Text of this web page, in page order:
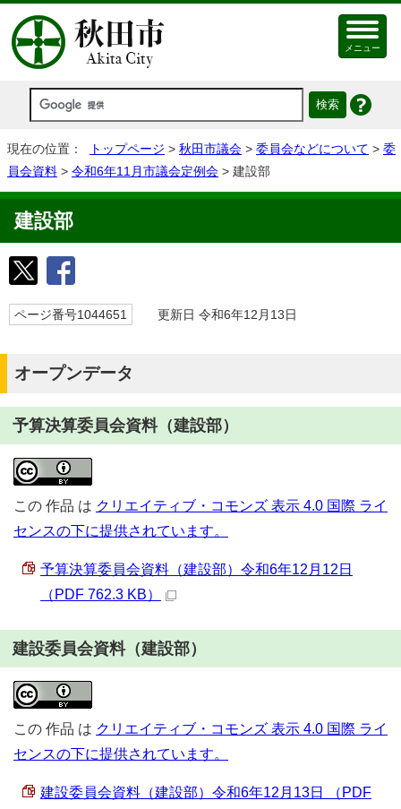
メニュー
現在の位置： トップページ > 秋田市議会 > 委員会などについて > 委
員会資料 > 令和6年11月市議会定例会 > 建設部
建設部
ページ番号1044651 更新日 令和6年12月13日
オープンデータ
予算決算委員会資料（建設部）
この 作品 は クリエイティブ・コモンズ 表示 4.0 国際 ライ
センスの下に提供されています。
予算決算委員会資料（建設部）令和6年12月12日
（PDF 762.3 KB）
建設委員会資料（建設部）
この 作品 は クリエイティブ・コモンズ 表示 4.0 国際 ライ
センスの下に提供されています。
建設委員会資料（建設部）令和6年12月13日 （PDF